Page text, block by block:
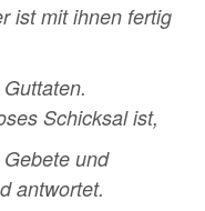
ist mit ihnen fertig
Schicksal ist,
Gebete und
antwortet.